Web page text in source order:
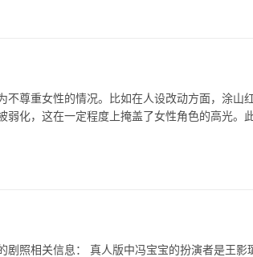
不尊重女性的情况。比如在人设改动方面，涂山
弱化，这在一定程度上掩盖了女性角色的高光。
剧照相关信息： 真人版中冯宝宝的扮演者是王影